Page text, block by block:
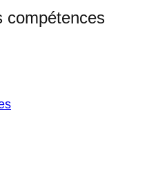
compétences